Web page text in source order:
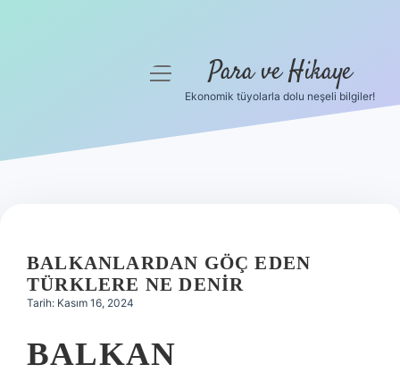
Hakkımızda
menüyü
Para ve Hikaye
Ekonomik tüyolarla dolu neşeli bilgiler!
BALKANLARDAN GÖÇ EDEN
TÜRKLERE NE DENIR
Tarih: Kasım 16, 2024
BALKAN